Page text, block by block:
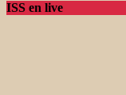
ISS en live